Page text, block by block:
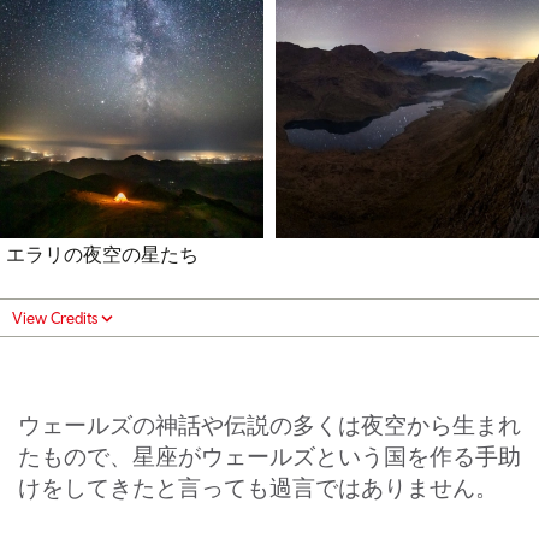
エラリの夜空の星たち
View Credits
ウェールズの神話や伝説の多くは夜空から生まれ
たもので、星座がウェールズという国を作る手助
けをしてきたと言っても過言ではありません。